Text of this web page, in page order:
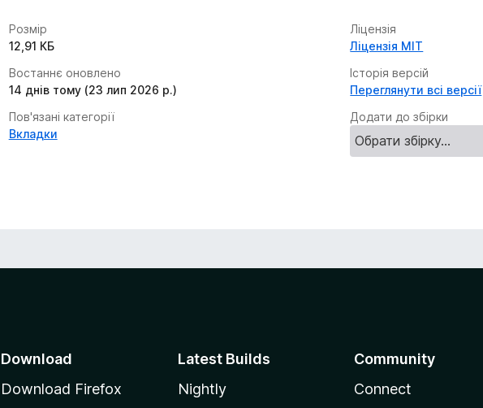
Розмір
12,91 КБ
Востаннє оновлено
14 днів тому (23 лип 2026 р.)
Пов'язані категорії
Вкладки
Ліцензія
Ліцензія MIT
Історія версій
Переглянути всі версії
Додати до збірки
Download
Download Firefox
Latest Builds
Nightly
Community
Connect